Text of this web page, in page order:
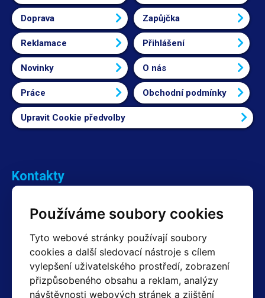
Používáme soubory cookies
Tyto webové stránky používají soubory
cookies a další sledovací nástroje s cílem
vylepšení uživatelského prostředí, zobrazení
přizpůsobeného obsahu a reklam, analýzy
návštěvnosti webových stránek a zjištění
Doprava Zapůjčka
Reklamace Přihlášení
Novinky O nás
Práce Obchodní podmínky
Upravit Cookie předvolby
Kontakty
+420 603 357 606 +420 605 234 204
Fakturační a expediční oddělení
+420 605 259 759 (Po–Pá: 7:30 – 15:00)
Technické oddělení